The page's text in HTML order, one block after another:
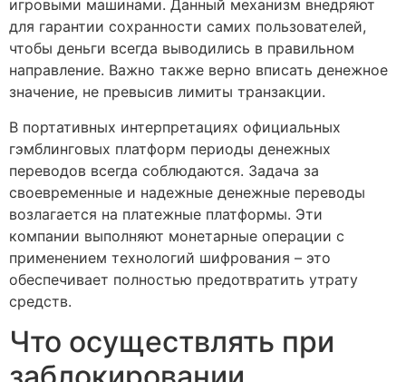
игровыми машинами. Данный механизм внедряют
для гарантии сохранности самих пользователей,
чтобы деньги всегда выводились в правильном
направление. Важно также верно вписать денежное
значение, не превысив лимиты транзакции.
В портативных интерпретациях официальных
гэмблинговых платформ периоды денежных
переводов всегда соблюдаются. Задача за
своевременные и надежные денежные переводы
возлагается на платежные платформы. Эти
компании выполняют монетарные операции с
применением технологий шифрования – это
обеспечивает полностью предотвратить утрату
средств.
Что осуществлять при